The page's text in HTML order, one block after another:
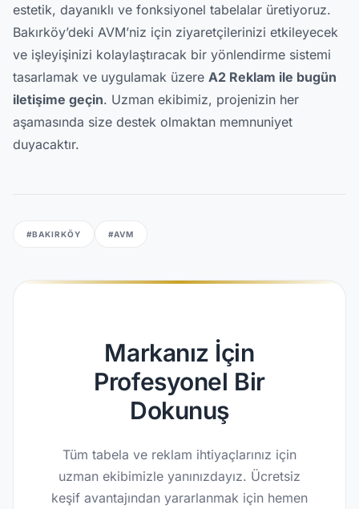
estetik, dayanıklı ve fonksiyonel tabelalar üretiyoruz.
Bakırköy’deki AVM’niz için ziyaretçilerinizi etkileyecek
ve işleyişinizi kolaylaştıracak bir yönlendirme sistemi
tasarlamak ve uygulamak üzere A2 Reklam ile bugün
iletişime geçin. Uzman ekibimiz, projenizin her
aşamasında size destek olmaktan memnuniyet
duyacaktır.
#BAKIRKÖY #AVM
Markanız İçin
Profesyonel Bir
Dokunuş
Tüm tabela ve reklam ihtiyaçlarınız için
uzman ekibimizle yanınızdayız. Ücretsiz
keşif avantajından yararlanmak için hemen